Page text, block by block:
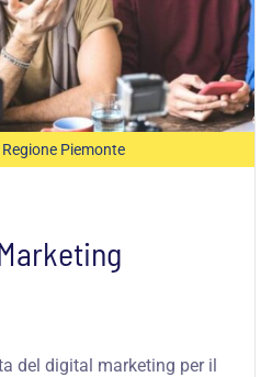
Piemonte
del digital marketing per il